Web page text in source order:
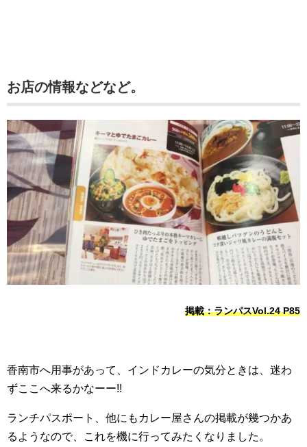
お店の情報などなど。
掲載：ランパスVol.24 P85
香南市へ用事があって、インドカレーの気分ときは、迷わ
ずここへ来るかなーー!!
ランチパスポート、他にもカレー屋さんの掲載が幾つかあ
るようなので、これを機に行ってみたくなりました。